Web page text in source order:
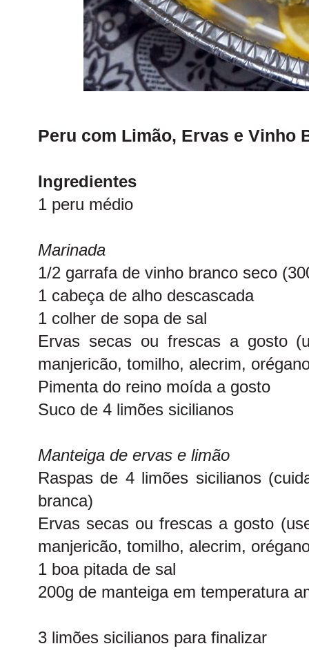
Peru com Limão, Ervas e Vinho
Ingredientes
1 peru médio
Marinada
1/2 garrafa de vinho branco seco
1 cabeça de alho descascada
1 colher de sopa de sal
Ervas secas ou frescas a gosto
manjericão, tomilho, alecrim,
Pimenta do reino moída a gosto
Suco de 4 limões sicilianos
Manteiga de ervas e limão
Raspas de 4 limões sicilianos
branca)
Ervas secas ou frescas a gosto
manjericão, tomilho, alecrim,
1 boa pitada de sal
200g de manteiga em temperatura
3 limões sicilianos para finalizar